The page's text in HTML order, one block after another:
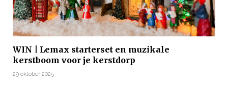
WIN | Lemax starterset en muzikale
kerstboom voor je kerstdorp
29 oktober 2025